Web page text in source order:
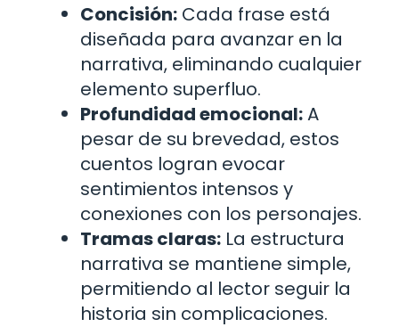
Concisión: Cada frase está
diseñada para avanzar en la
narrativa, eliminando cualquier
elemento superfluo.
Profundidad emocional:A
pesar de su brevedad, estos
cuentos logran evocar
sentimientos intensos y
conexiones con los personajes.
Tramas claras: La estructura
narrativa se mantiene simple,
permitiendo al lector seguir la
historia sin complicaciones.